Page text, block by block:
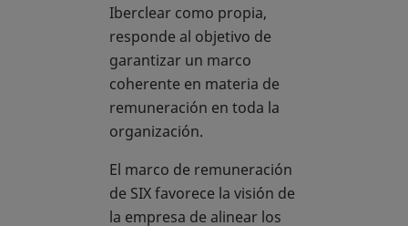
Iberclear como propia,
responde al objetivo de
garantizar un marco
coherente en materia de
remuneración en toda la
organización.
El marco de remuneración
de SIX favorece la visión de
la empresa de alinear los